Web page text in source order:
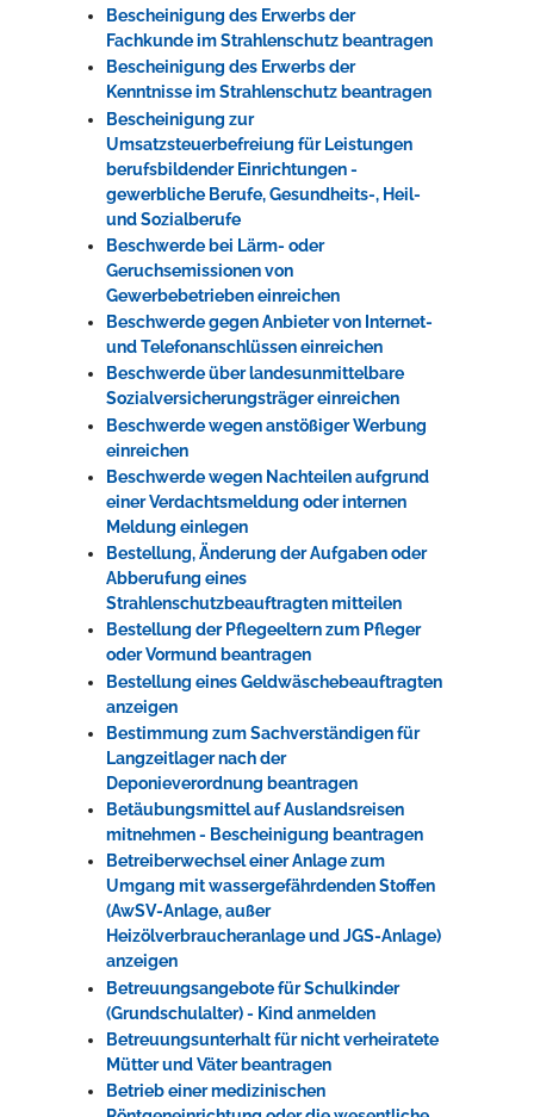
Bescheinigung des Erwerbs der
Fachkunde im Strahlenschutz beantragen
Bescheinigung des Erwerbs der
Kenntnisse im Strahlenschutz beantragen
Bescheinigung zur
Umsatzsteuerbefreiung für Leistungen
berufsbildender Einrichtungen -
gewerbliche Berufe, Gesundheits-, Heil-
und Sozialberufe
Beschwerde bei Lärm- oder
Geruchsemissionen von
Gewerbebetrieben einreichen
Beschwerde gegen Anbieter von Internet-
und Telefonanschlüssen einreichen
Beschwerde über landesunmittelbare
Sozialversicherungsträger einreichen
Beschwerde wegen anstößiger Werbung
einreichen
Beschwerde wegen Nachteilen aufgrund
einer Verdachtsmeldung oder internen
Meldung einlegen
Bestellung, Änderung der Aufgaben oder
Abberufung eines
Strahlenschutzbeauftragten mitteilen
Bestellung der Pflegeeltern zum Pfleger
oder Vormund beantragen
Bestellung eines Geldwäschebeauftragten
anzeigen
Bestimmung zum Sachverständigen für
Langzeitlager nach der
Deponieverordnung beantragen
Betäubungsmittel auf Auslandsreisen
mitnehmen - Bescheinigung beantragen
Betreiberwechsel einer Anlage zum
Umgang mit wassergefährdenden Stoffen
(AwSV-Anlage, außer
Heizölverbraucheranlage und JGS-Anlage)
anzeigen
Betreuungsangebote für Schulkinder
(Grundschulalter) - Kind anmelden
Betreuungsunterhalt für nicht verheiratete
Mütter und Väter beantragen
Betrieb einer medizinischen